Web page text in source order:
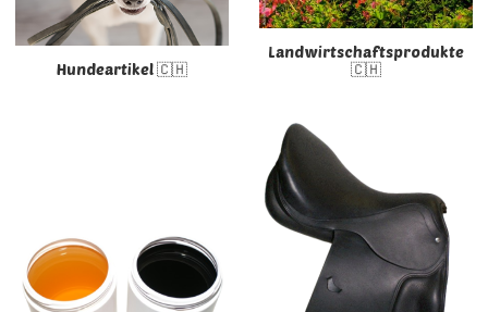
Hundeartikel 🇨🇭
Landwirtschaftsprodukte
🇨🇭